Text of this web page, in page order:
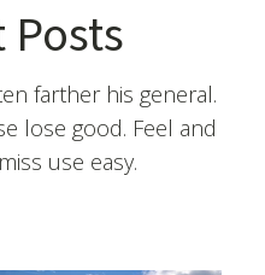
Posts
farther his general.
lose good. Feel and
use easy.